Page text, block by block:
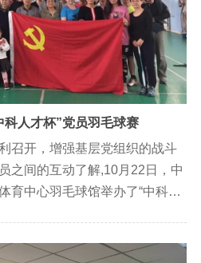
人才杯”党员羽毛球赛
召开，增强基层党组织的战斗
之间的互动了解,10月22日，中
育中心羽毛球馆举办了“中科人